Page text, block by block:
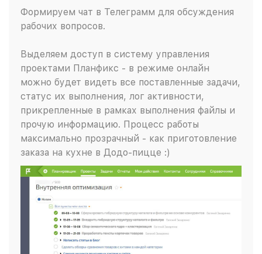
Формируем чат в Телеграмм для обсуждения
рабочих вопросов.
Выделяем доступ в систему управления
проектами Планфикс - в режиме онлайн
можно будет видеть все поставленные задачи,
статус их выполнения, лог активности,
прикрепленные в рамках выполнения файлы и
прочую информацию. Процесс работы
максимально прозрачный - как приготовление
заказа на кухне в Додо-пицце :)